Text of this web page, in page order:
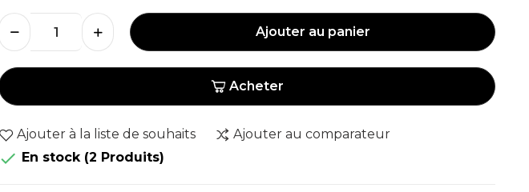
Ajouter au panier
Acheter
Ajouter à la liste de souhaits Ajouter au comparateur
 En stock (2 Produits)